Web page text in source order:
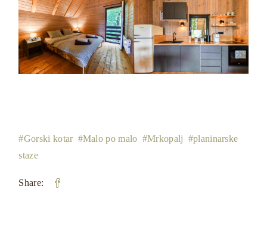
Gorski kotar Malo po malo Mrkopalj
planinarske
staze
Share: